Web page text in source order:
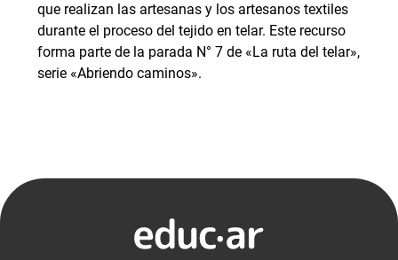
que realizan las artesanas y los artesanos textiles
durante el proceso del tejido en telar. Este recurso
forma parte de la parada N° 7 de «La ruta del telar»,
serie «Abriendo caminos».